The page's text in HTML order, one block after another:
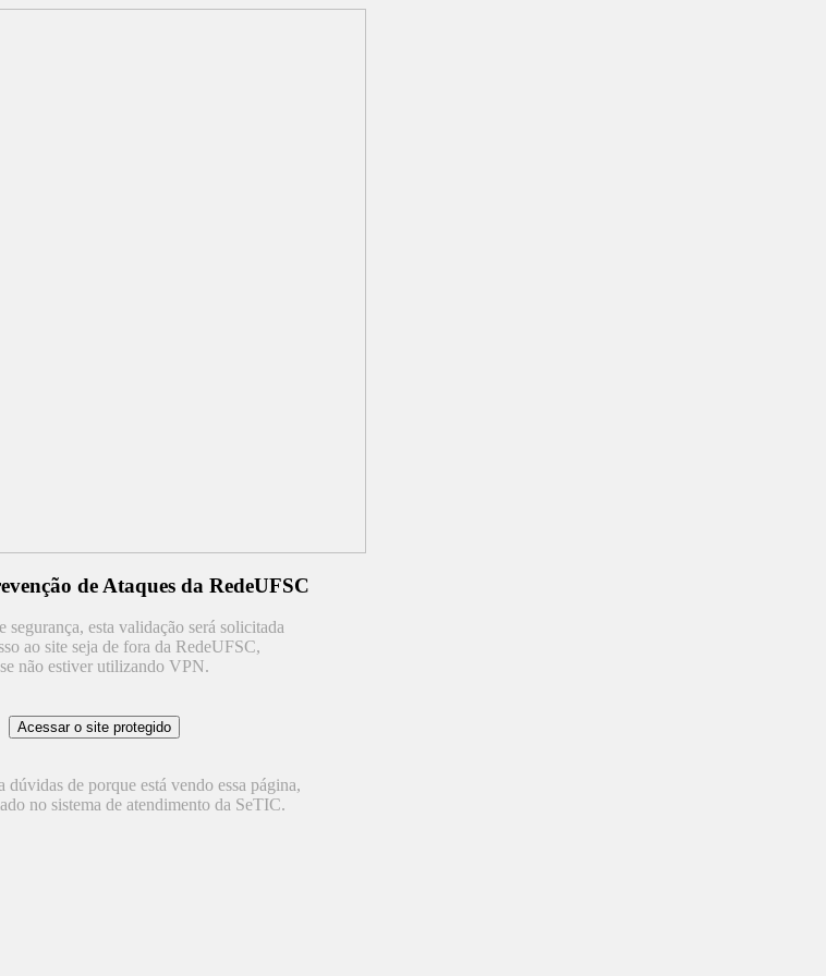
de Ataques da RedeUFSC
segurança, esta validação será solicitada
ao site seja de fora da RedeUFSC,
não estiver utilizando VPN.
dúvidas de porque está vendo essa página,
no sistema de atendimento da SeTIC.